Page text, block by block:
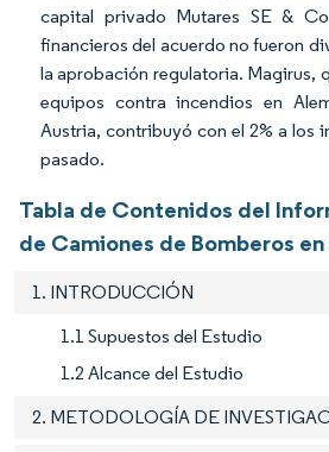
capital privado Mutares SE &
financieros del acuerdo no fueron
la aprobación regulatoria. Magirus,
equipos contra incendios en
Austria, contribuyó con el 2% a los
pasado.
Tabla de Contenidos del
de Camiones de Bomberos en
1. INTRODUCCIÓN
1.1 Supuestos del Estudio
1.2 Alcance del Estudio
2. METODOLOGÍA DE